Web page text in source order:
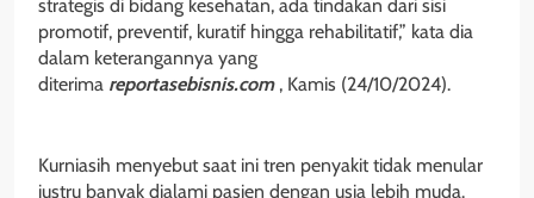
strategis di bidang kesehatan, ada tindakan dari sisi
promotif, preventif, kuratif hingga rehabilitatif,” kata dia
dalam keterangannya yang
diterima reportasebisnis.com , Kamis (24/10/2024).
Kurniasih menyebut saat ini tren penyakit tidak menular
justru banyak dialami pasien dengan usia lebih muda.